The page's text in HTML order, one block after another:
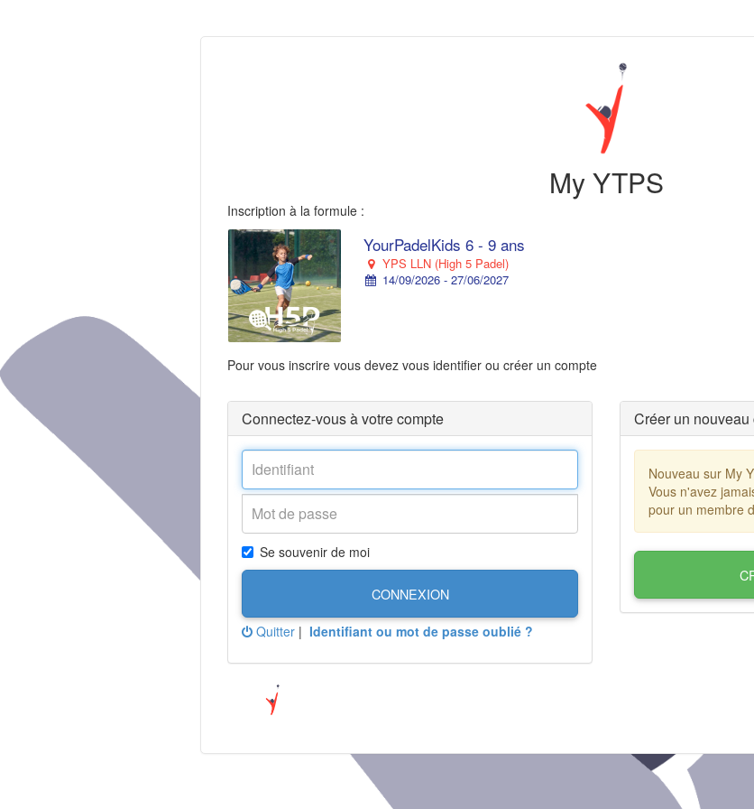
My YTPS
Inscription à la formule :
YourPadelKids 6 - 9 ans
YPS LLN (High 5 Padel)
14/09/2026 - 27/06/2027
Pour vous inscrire vous devez vous identifier ou créer un compte
Connectez-vous à votre compte
Se souvenir de moi
CONNEXION
Quitter | Identifiant ou mot de passe oublié ?
Créer un nouveau
Nouveau sur My
Vous n'avez
pour un membre